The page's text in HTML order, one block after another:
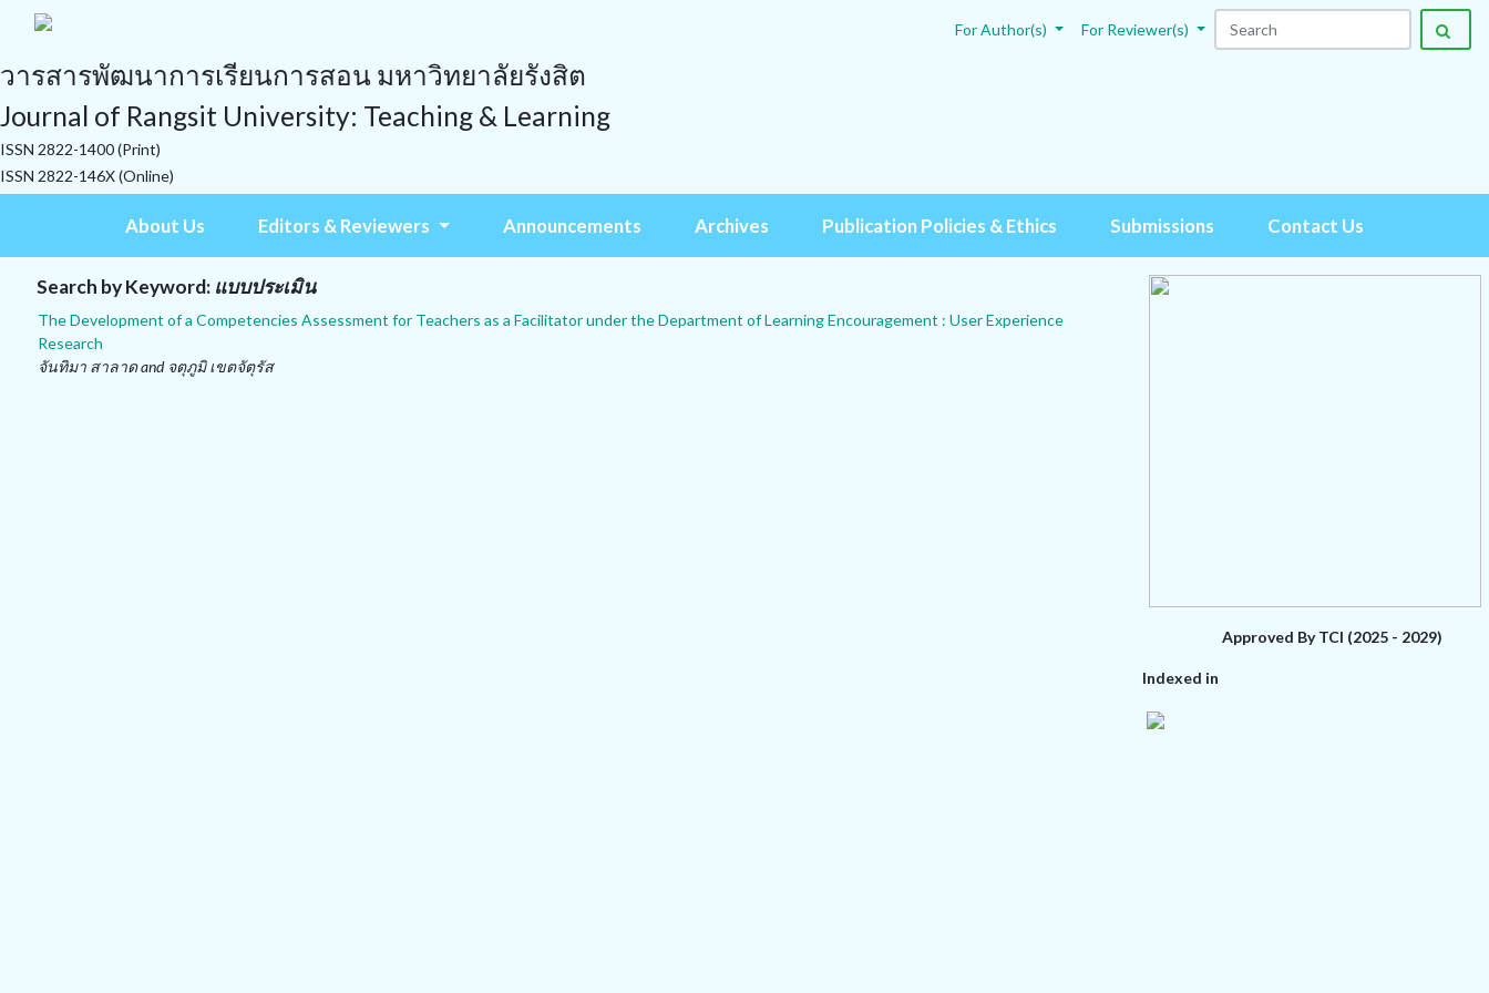
For Author(s) For Reviewer(s)
วารสารพัฒนาการเรียนการสอน มหาวิทยาลัยรังสิต
Journal of Rangsit University: Teaching & Learning
ISSN 2822-1400 (Print)
ISSN 2822-146X (Online)
About Us Editors & Reviewers Announcements Archives Publication Policies & Ethics Submissions Contact Us
Search by Keyword: แบบประเมิน
The Development of a Competencies Assessment for Teachers as a Facilitator under the Department of Learning Encouragement : User Experience
Research
จันทิมา สาลาด and จตุภูมิ เขตจัตุรัส
Approved By TCI (2025 - 2029)
Indexed in